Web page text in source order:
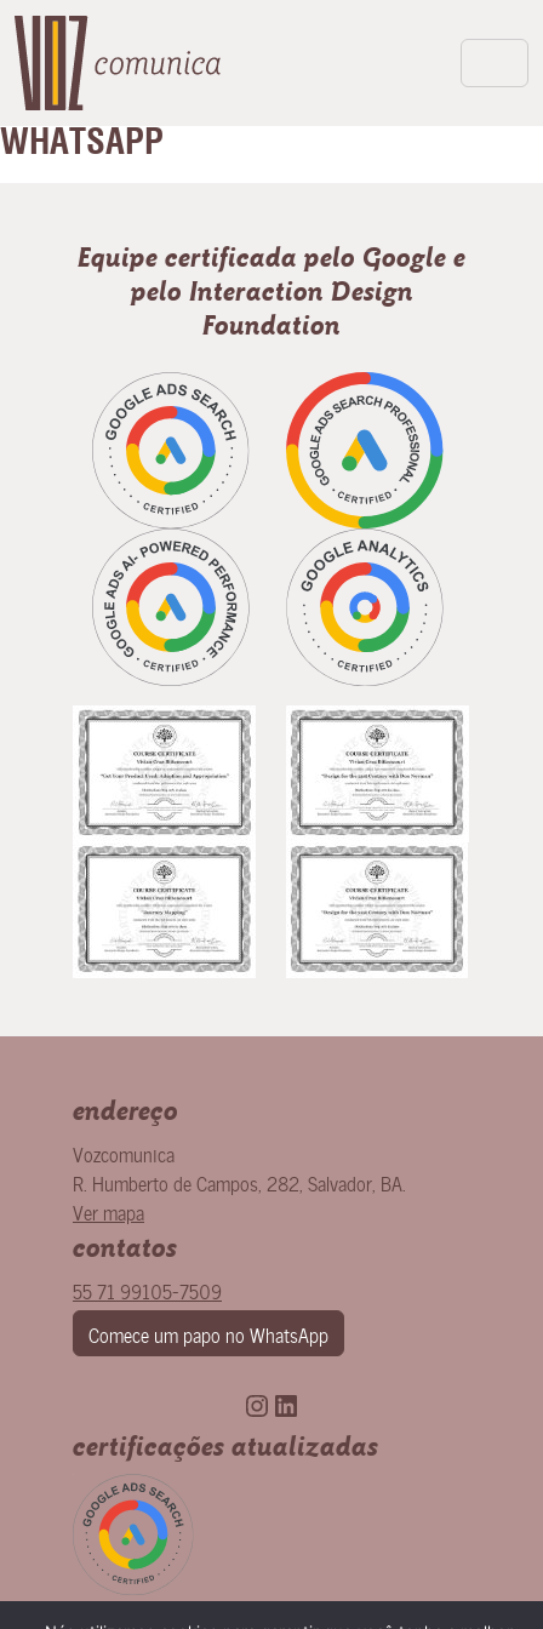
WHATSAPP
Equipe certificada pelo Google e
pelo Interaction Design
Foundation
endereço
Vozcomunica
R. Humberto de Campos, 282 Salvador BA
Ver mapa
contatos
55 71 99105-7509
Comece um papo no WhatsApp
Instagram
LinkedIn
certificações atualizadas